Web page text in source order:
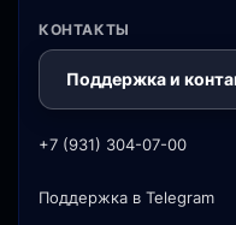
КОНТАКТЫ
Поддержка и
+7 (931) 304-07-00
Поддержка в Telegram